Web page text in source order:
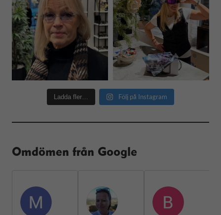
Ladda fler… Följ på Instagram
Omdömen från Google